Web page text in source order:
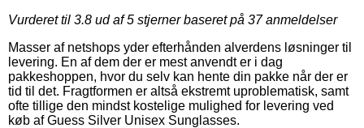
Vurderet til 3.8 ud af 5 stjerner baseret på 37anmeldelser
Masser af netshops yder efterhånden alverdens løsninger til
levering. En af dem der er mest anvendt er i dag
pakkeshoppen, hvor du selv kan hente din pakke når der er
tid til det. Fragtformen er altså ekstremt uproblematisk, samt
ofte tillige den mindst kostelige mulighed for levering ved
køb af Guess Silver Unisex Sunglasses.